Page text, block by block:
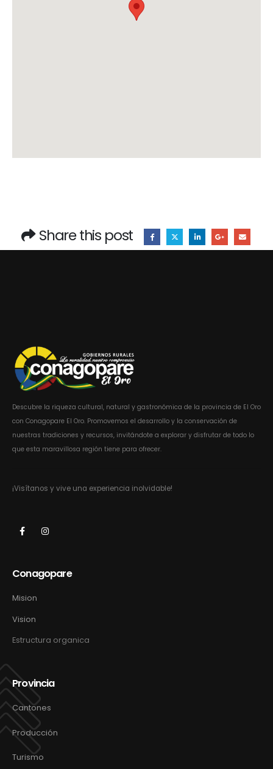
Share this post
Descubre la riqueza cultural, natural y gastronómica de la provincia de El Oro
con Conagopare El Oro. Promovemos el desarrollo y la conservación de
nuestras tradiciones y recursos, invitándote a explorar y disfrutar de todo lo
que esta maravillosa región tiene para ofrecer.
¡Visítanos y vive una experiencia inolvidable!
Conagopare
Mision
Vision
Estructura organica
Provincia
Cantones
Producción
Turismo